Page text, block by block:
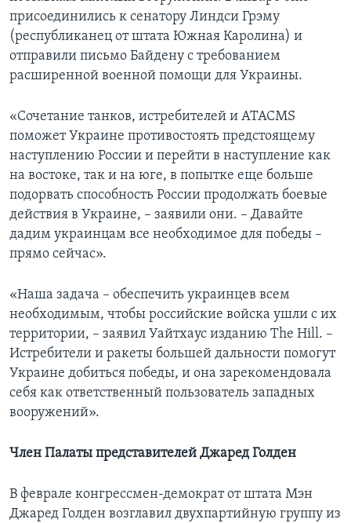
присоединились к сенатору Линдси Грэму
(республиканец от штата Южная Каролина) и
отправили письмо Байдену с требованием
расширенной военной помощи для Украины.
«Сочетание танков, истребителей и ATACMS
поможет Украине противостоять предстоящему
наступлению России и перейти в наступление как
на востоке, так и на юге, в попытке еще больше
подорвать способность России продолжать боевые
действия в Украине, – заявили они. – Давайте
дадим украинцам все необходимое для победы –
прямо сейчас».
«Наша задача – обеспечить украинцев всем
необходимым, чтобы российские войска ушли с их
территории, – заявил Уайтхаус изданию The Hill. –
Истребители и ракеты большей дальности помогут
Украине добиться победы, и она зарекомендовала
себя как ответственный пользователь западных
вооружений».
Член Палаты представителей Джаред Голден
В феврале конгрессмен-демократ от штата Мэн
Джаред Голден возглавил двухпартийную группу из